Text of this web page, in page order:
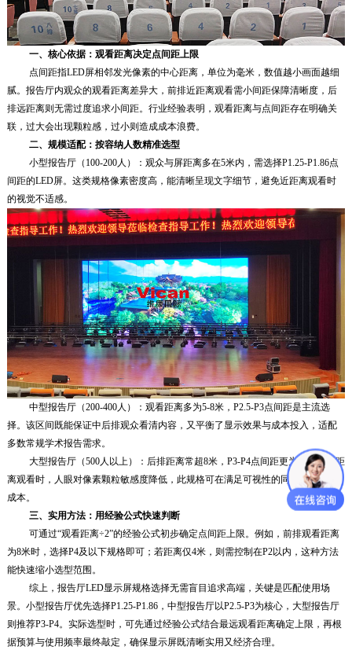
一、核心依据：观看距离决定点间距上限
点间距指LED屏相邻发光像素的中心距离，单位为毫米，数值越小画面越细
腻。报告厅内观众的观看距离差异大，前排近距离观看需小间距保障清晰度，后
排远距离则无需过度追求小间距。行业经验表明，观看距离与点间距存在明确关
联，过大会出现颗粒感，过小则造成成本浪费。
二、规模适配：按容纳人数精准选型
小型报告厅（100-200人）：观众与屏距离多在5米内，需选择P1.25-P1.86点
间距的LED屏。这类规格像素密度高，能清晰呈现文字细节，避免近距离观看时
的视觉不适感。
中型报告厅（200-400人）：观看距离多为5-8米，P2.5-P3点间距是主流选
择。该区间既能保证中后排观众看清内容，又平衡了显示效果与成本投入，适配
多数常规学术报告需求。
大型报告厅（500人以上）：后排距离常超8米，P3-P4点间距更为合适。远距
离观看时，人眼对像素颗粒敏感度降低，此规格可在满足可视性的同时有效控制
成本。
三、实用方法：用经验公式快速判断
可通过“观看距离÷2”的经验公式初步确定点间距上限。例如，前排观看距离
为8米时，选择P4及以下规格即可；若距离仅4米，则需控制在P2以内，这种方法
能快速缩小选型范围。
综上，报告厅LED显示屏规格选择无需盲目追求高端，关键是匹配使用场
景。小型报告厅优先选择P1.25-P1.86，中型报告厅以P2.5-P3为核心，大型报告厅
则推荐P3-P4。实际选型时，可先通过经验公式结合最远观看距离确定上限，再根
据预算与使用频率最终敲定，确保显示屏既清晰实用又经济合理。